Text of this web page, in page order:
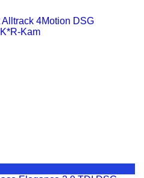
4Motion DSG
Kam